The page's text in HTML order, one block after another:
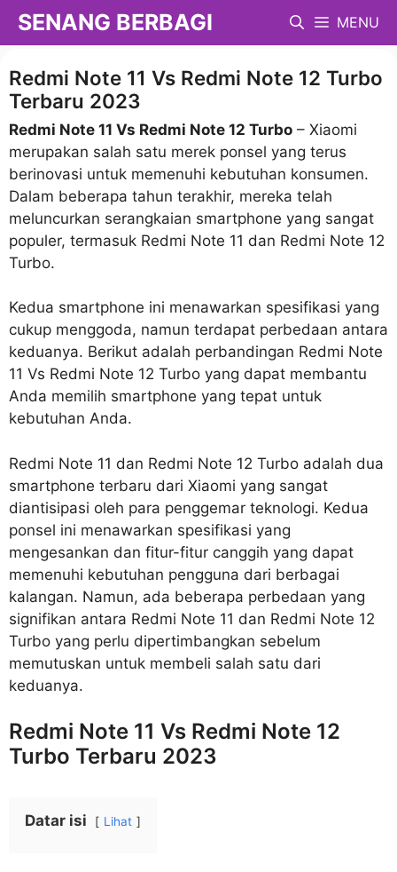
Langsung
SENANG BERBAGI MENU
Redmi Note 11 Vs Redmi Note 12 Turbo
Terbaru 2023
Redmi Note 11 Vs Redmi Note 12 Turbo – Xiaomi
merupakan salah satu merek ponsel yang terus
berinovasi untuk memenuhi kebutuhan konsumen.
Dalam beberapa tahun terakhir, mereka telah
meluncurkan serangkaian smartphone yang sangat
populer, termasuk Redmi Note 11 dan Redmi Note 12
Turbo.
Kedua smartphone ini menawarkan spesifikasi yang
cukup menggoda, namun terdapat perbedaan antara
keduanya. Berikut adalah perbandingan Redmi Note
11 Vs Redmi Note 12 Turbo yang dapat membantu
Anda memilih smartphone yang tepat untuk
kebutuhan Anda.
Redmi Note 11 dan Redmi Note 12 Turbo adalah dua
smartphone terbaru dari Xiaomi yang sangat
diantisipasi oleh para penggemar teknologi. Kedua
ponsel ini menawarkan spesifikasi yang
mengesankan dan fitur-fitur canggih yang dapat
memenuhi kebutuhan pengguna dari berbagai
kalangan. Namun, ada beberapa perbedaan yang
signifikan antara Redmi Note 11 dan Redmi Note 12
Turbo yang perlu dipertimbangkan sebelum
memutuskan untuk membeli salah satu dari
keduanya.
Redmi Note 11 Vs Redmi Note 12
Turbo Terbaru 2023
Datar isi Lihat